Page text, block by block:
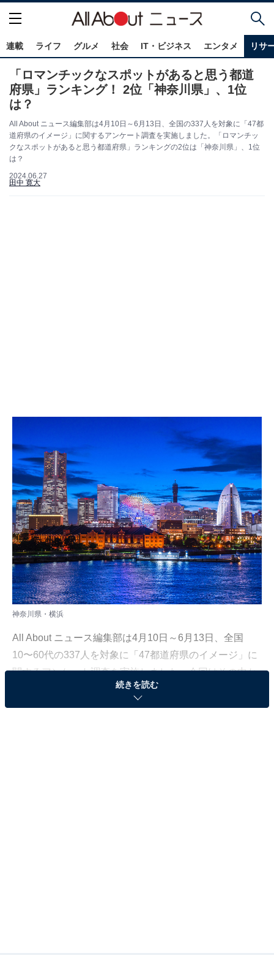
連載 ライフ グルメ 社会 IT・ビジネス エンタメ リサ
「ロマンチックなスポットがあると思う都道
府県」ランキング！ 2位「神奈川県」、1位
は？
All About ニュース編集部は4月10日～6月13日、全国の337人を対象に「47都
道府県のイメージ」に関するアンケート調査を実施しました。「ロマンチッ
クなスポットがあると思う都道府県」ランキングの2位は「神奈川県」、1位
は？
2024.06.27
田中 寛大
神奈川県・横浜
All About ニュース編集部は4月10日～6月13日、全国
10〜60代の337人を対象に「47都道府県のイメージ」に
関するアンケート調査を実施しました。今回はその中か
ら、「ロマンチックなスポットがあると思う都道府県」
について聞いた結果をランキング形式で紹介します！
続きを読む